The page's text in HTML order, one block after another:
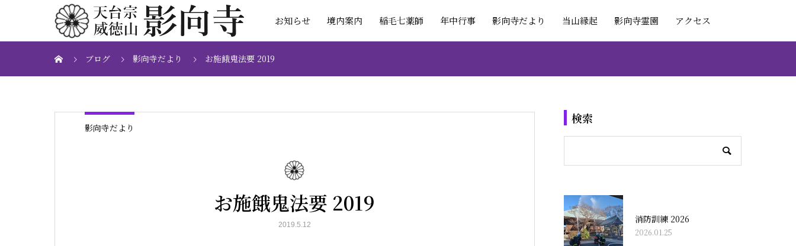
お知らせ 境内案内 稲毛七薬師 年中行事 影向寺だより 当山縁起 影向寺霊園 アクセス
ブログ 影向寺だより お施餓鬼法要 2019
影向寺だより
お施餓鬼法要 2019
2019.5.12
検索
消防訓練 2026
2026.01.25